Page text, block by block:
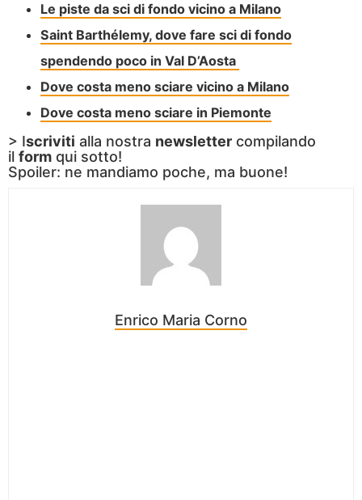
Le piste da sci di fondo vicino a Milano
Saint Barthélemy, dove fare sci di fondo
spendendo poco in Val D’Aosta
Dove costa meno sciare vicino a Milano
Dove costa meno sciare in Piemonte
> Iscriviti alla nostra newsletter compilando
il form qui sotto!
Spoiler: ne mandiamo poche, ma buone!
Enrico Maria Corno